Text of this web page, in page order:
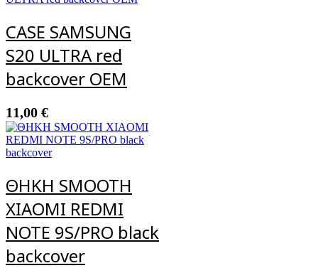
CASE SAMSUNG
S20 ULTRA red
backcover OEM
11,00 €
ΘΗΚΗ SMOOTH
XIAOMI REDMI
NOTE 9S/PRO black
backcover